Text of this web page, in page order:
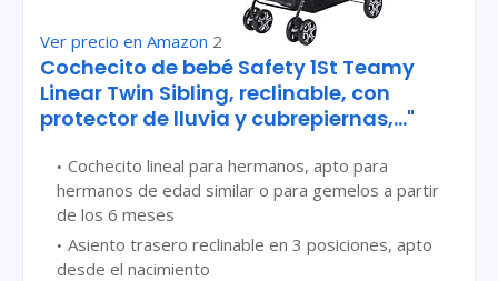
Ver precio en Amazon 2
Cochecito de bebé Safety 1St Teamy
Linear Twin Sibling, reclinable, con
protector de lluvia y cubrepiernas,..."
Cochecito lineal para hermanos, apto para
hermanos de edad similar o para gemelos a partir
de los 6 meses
Asiento trasero reclinable en 3 posiciones, apto
desde el nacimiento